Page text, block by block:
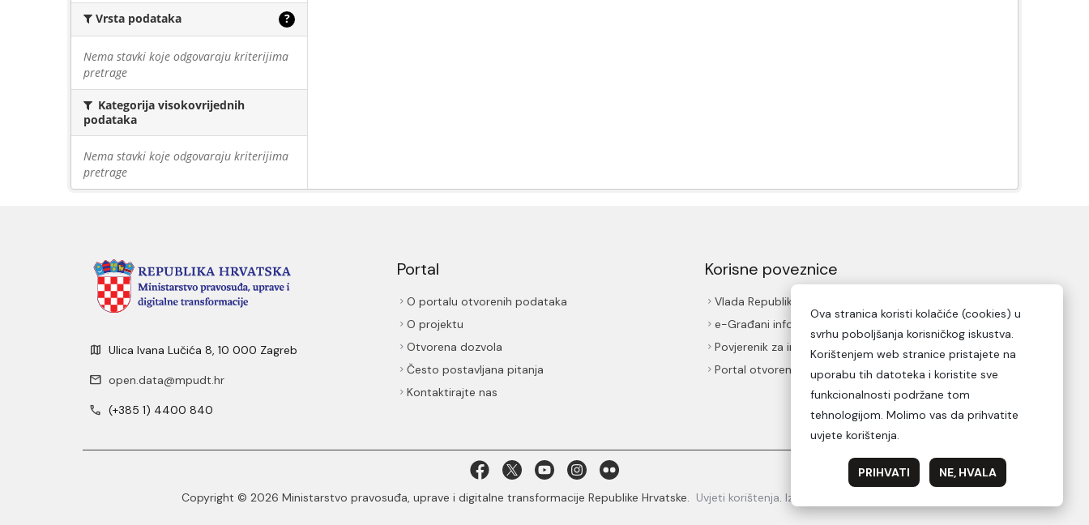
Vrsta podataka ?
Nema stavki koje odgovaraju kriterijima
pretrage
Kategorija visokovrijednih
podataka
Nema stavki koje odgovaraju kriterijima
pretrage